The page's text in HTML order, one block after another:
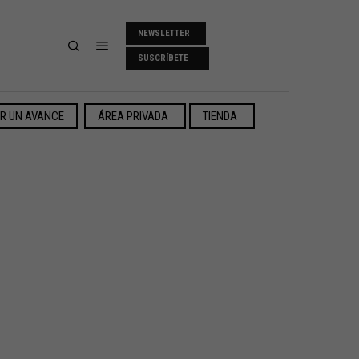
NEWSLETTER
SUSCRÍBETE
UN AVANCE ÁREA PRIVADA TIENDA